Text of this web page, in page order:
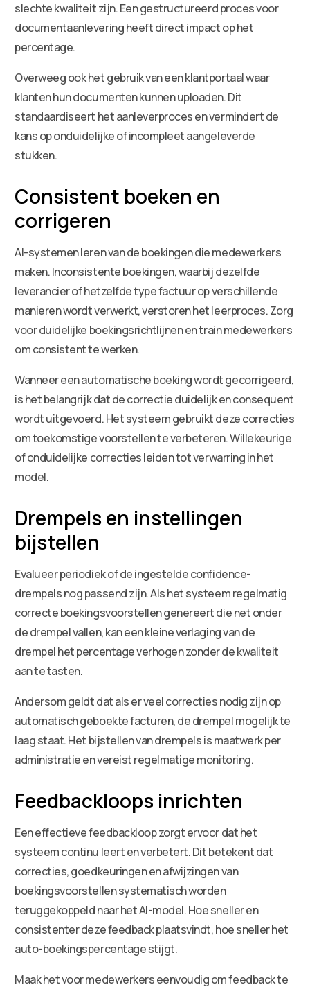
slechte kwaliteit zijn. Een gestructureerd proces voor
documentaanlevering heeft direct impact op het
percentage.
Overweeg ook het gebruik van een klantportaal waar
klanten hun documenten kunnen uploaden. Dit
standaardiseert het aanleverproces en vermindert de
kans op onduidelijke of incompleet aangeleverde
stukken.
Consistent boeken en
corrigeren
AI-systemen leren van de boekingen die medewerkers
maken. Inconsistente boekingen, waarbij dezelfde
leverancier of hetzelfde type factuur op verschillende
manieren wordt verwerkt, verstoren het leerproces. Zorg
voor duidelijke boekingsrichtlijnen en train medewerkers
om consistent te werken.
Wanneer een automatische boeking wordt gecorrigeerd,
is het belangrijk dat de correctie duidelijk en consequent
wordt uitgevoerd. Het systeem gebruikt deze correcties
om toekomstige voorstellen te verbeteren. Willekeurige
of onduidelijke correcties leiden tot verwarring in het
model.
Drempels en instellingen
bijstellen
Evalueer periodiek of de ingestelde confidence-
drempels nog passend zijn. Als het systeem regelmatig
correcte boekingsvoorstellen genereert die net onder
de drempel vallen, kan een kleine verlaging van de
drempel het percentage verhogen zonder de kwaliteit
aan te tasten.
Andersom geldt dat als er veel correcties nodig zijn op
automatisch geboekte facturen, de drempel mogelijk te
laag staat. Het bijstellen van drempels is maatwerk per
administratie en vereist regelmatige monitoring.
Feedbackloops inrichten
Een effectieve feedbackloop zorgt ervoor dat het
systeem continu leert en verbetert. Dit betekent dat
correcties, goedkeuringen en afwijzingen van
boekingsvoorstellen systematisch worden
teruggekoppeld naar het AI-model. Hoe sneller en
consistenter deze feedback plaatsvindt, hoe sneller het
auto-boekingspercentage stijgt.
Maak het voor medewerkers eenvoudig om feedback te